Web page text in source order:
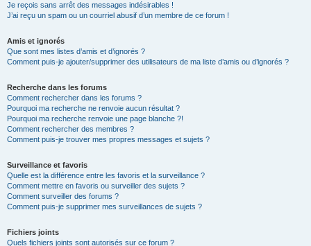
Je reçois sans arrêt des messages indésirables !
J’ai reçu un spam ou un courriel abusif d’un membre de ce forum !
Amis et ignorés
Que sont mes listes d’amis et d’ignorés ?
Comment puis-je ajouter/supprimer des utilisateurs de ma liste d’amis ou d’ignorés ?
Recherche dans les forums
Comment rechercher dans les forums ?
Pourquoi ma recherche ne renvoie aucun résultat ?
Pourquoi ma recherche renvoie une page blanche ?!
Comment rechercher des membres ?
Comment puis-je trouver mes propres messages et sujets ?
Surveillance et favoris
Quelle est la différence entre les favoris et la surveillance ?
Comment mettre en favoris ou surveiller des sujets ?
Comment surveiller des forums ?
Comment puis-je supprimer mes surveillances de sujets ?
Fichiers joints
Quels fichiers joints sont autorisés sur ce forum ?